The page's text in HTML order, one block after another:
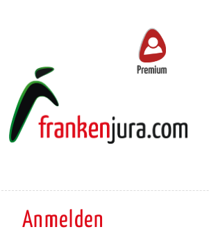
Premium
Anmelden